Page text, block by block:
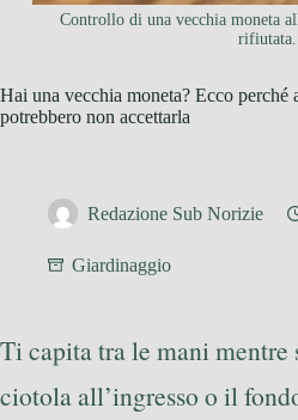
Controllo di una vecchia moneta
rifiutata.
Hai una vecchia moneta? Ecco perché
potrebbero non accettarla
Redazione Sub Norizie
Giardinaggio
Ti capita tra le mani mentre
ciotola all’ingresso o il